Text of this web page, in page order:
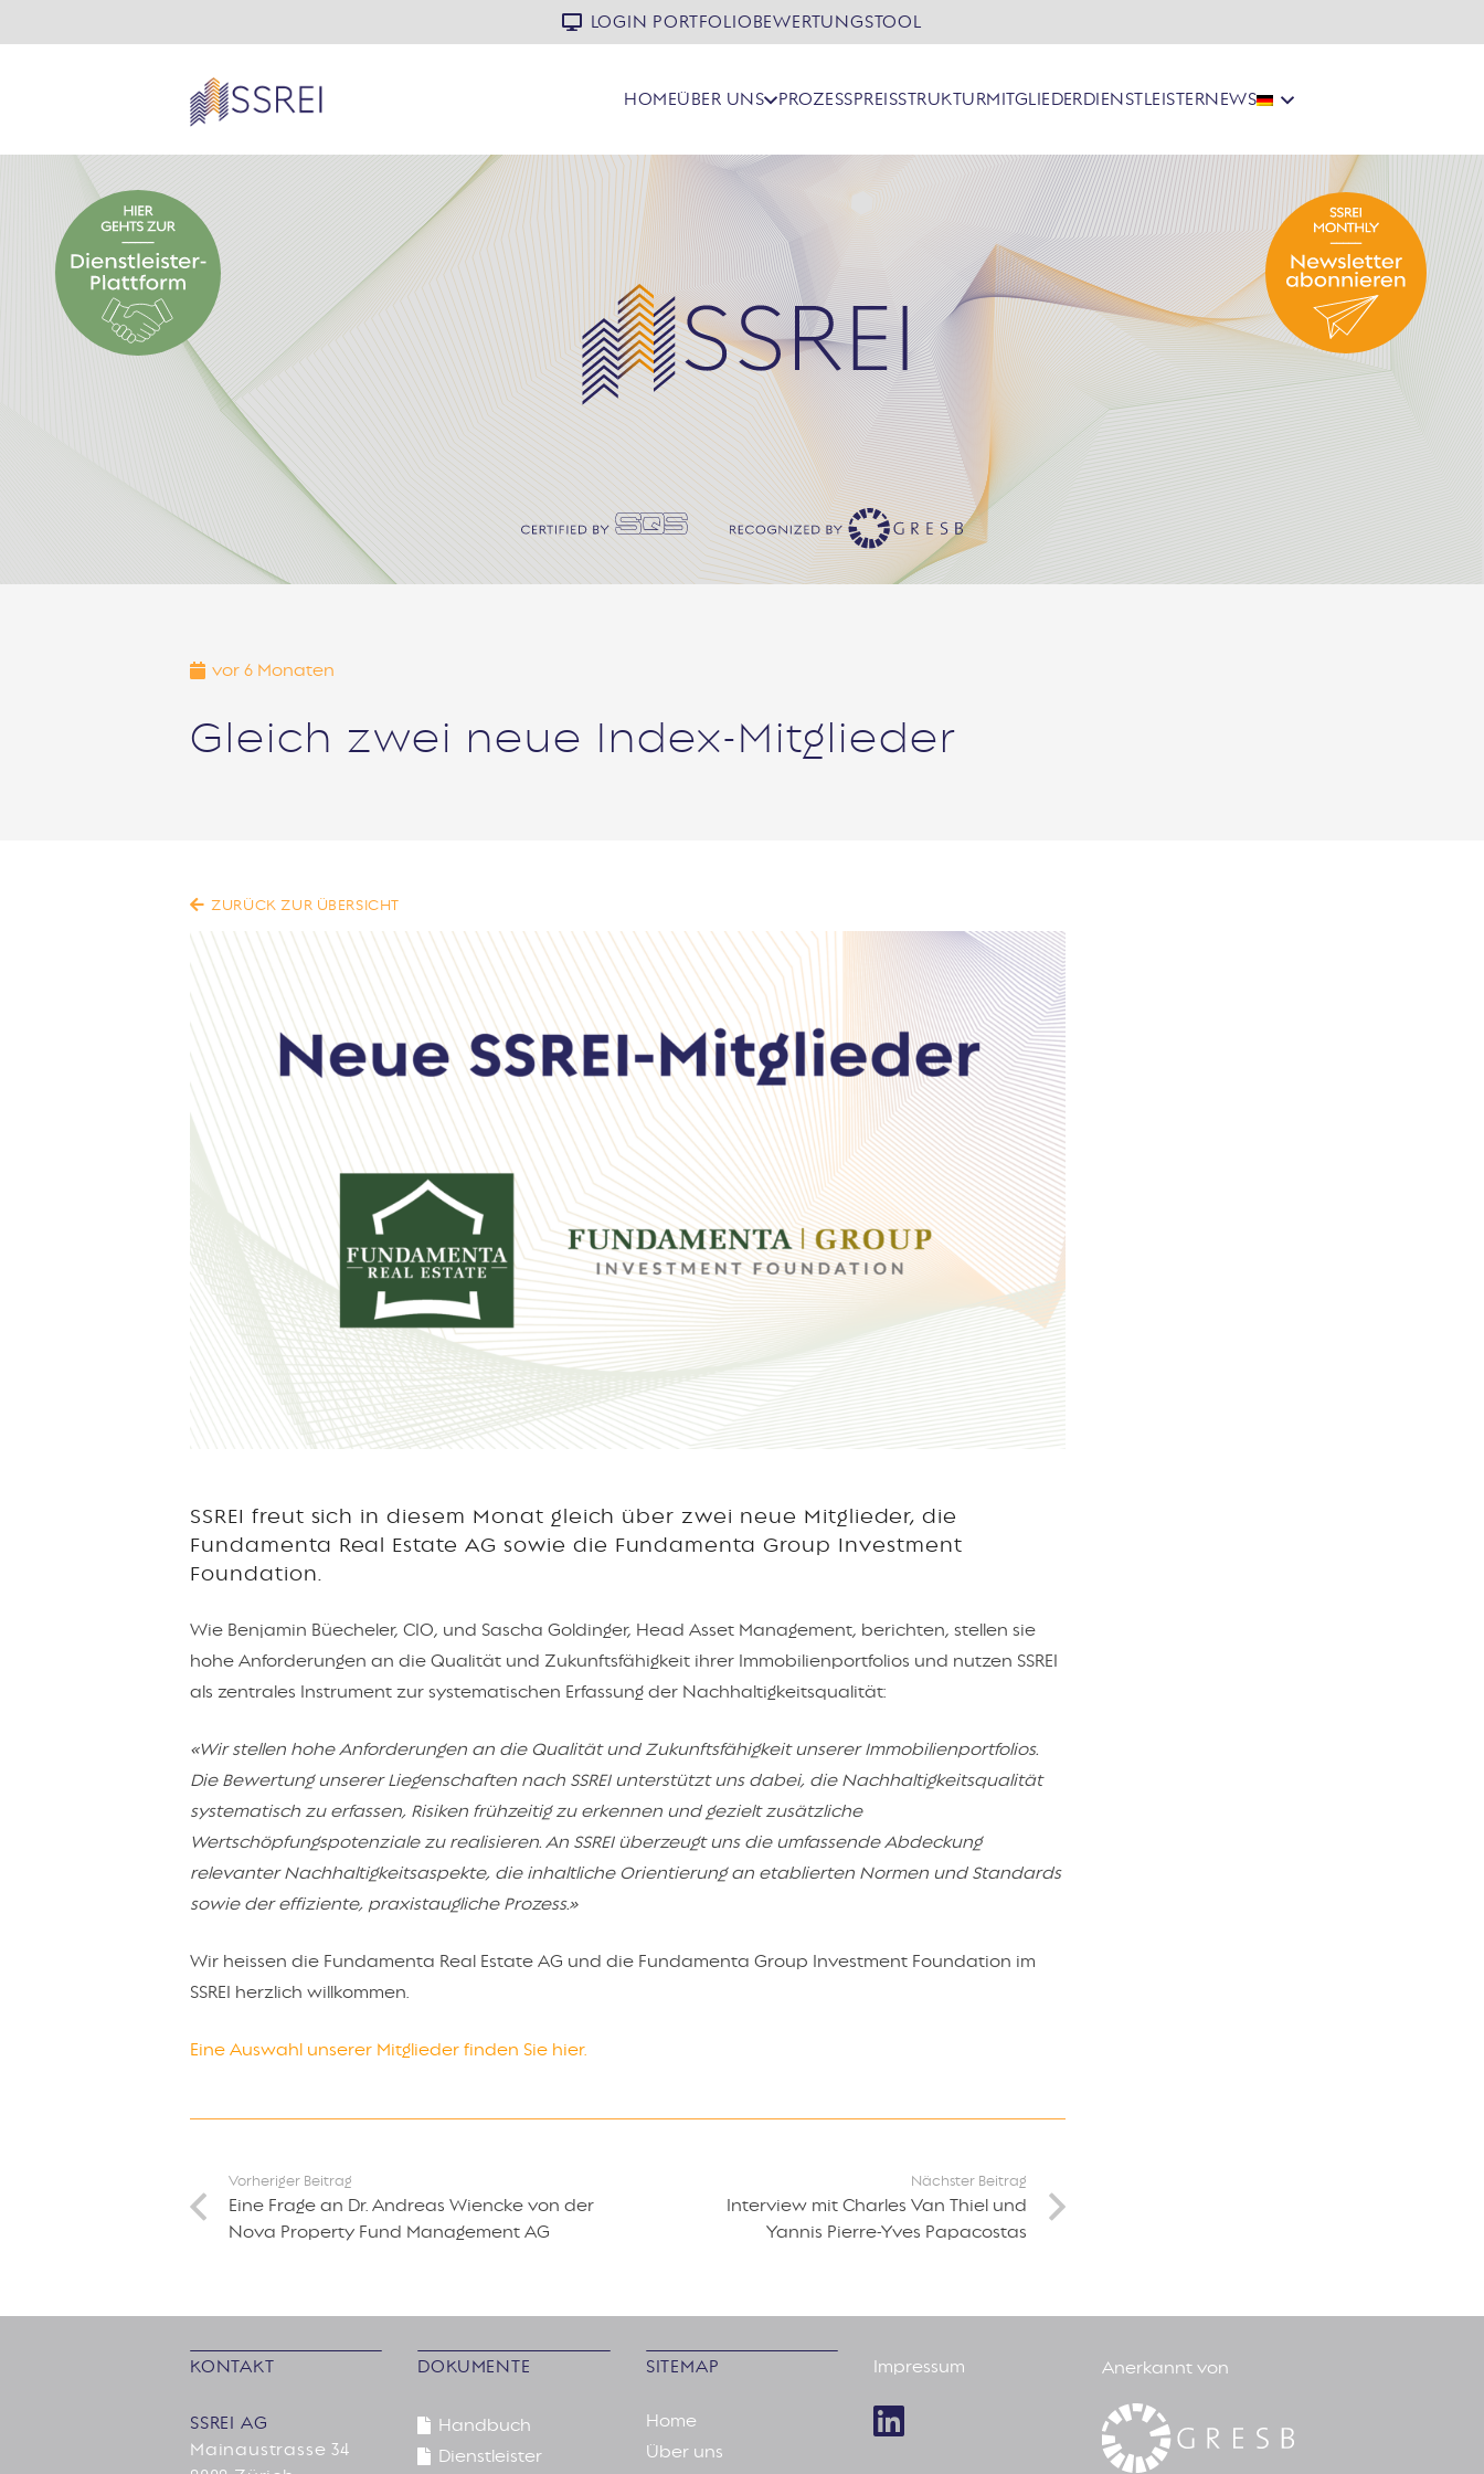
LOGIN PORTFOLIOBEWERTUNGSTOOL
HOMEÜBER UNS PROZESSPREISSTRUKTURMITGLIEDERDIENSTLEISTERNEWS
vor 6 Monaten
Gleich zwei neue Index-Mitglieder
ZURÜCK ZUR ÜBERSICHT
SSREI freut sich in diesem Monat gleich über zwei neue Mitglieder, die
Fundamenta Real Estate AG sowie die Fundamenta Group Investment
Foundation.
Wie Benjamin Büecheler, CIO, und Sascha Goldinger, Head Asset Management, berichten, stellen sie
hohe Anforderungen an die Qualität und Zukunftsfähigkeit ihrer Immobilienportfolios und nutzen SSREI
als zentrales Instrument zur systematischen Erfassung der Nachhaltigkeitsqualität:
«Wir stellen hohe Anforderungen an die Qualität und Zukunftsfähigkeit unserer Immobilienportfolios.
Die Bewertung unserer Liegenschaften nach SSREI unterstützt uns dabei, die Nachhaltigkeitsqualität
systematisch zu erfassen, Risiken frühzeitig zu erkennen und gezielt zusätzliche
Wertschöpfungspotenziale zu realisieren. An SSREI überzeugt uns die umfassende Abdeckung
relevanter Nachhaltigkeitsaspekte, die inhaltliche Orientierung an etablierten Normen und Standards
sowie der effiziente, praxistaugliche Prozess.»
Wir heissen die Fundamenta Real Estate AG und die Fundamenta Group Investment Foundation im
SSREI herzlich willkommen.
Eine Auswahl unserer Mitglieder finden Sie hier.
Vorheriger Beitrag
Eine Frage an Dr. Andreas Wiencke von der
Nova Property Fund Management AG
Nächster Beitrag
Interview mit Charles Van Thiel und
Yannis Pierre-Yves Papacostas
KONTAKT
SSREI AG
Mainaustrasse 34
DOKUMENTE
Handbuch
Dienstleister
SITEMAP
Home
Über uns
Impressum Anerkannt von